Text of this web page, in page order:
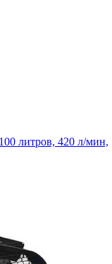
литров, 420 л/мин,